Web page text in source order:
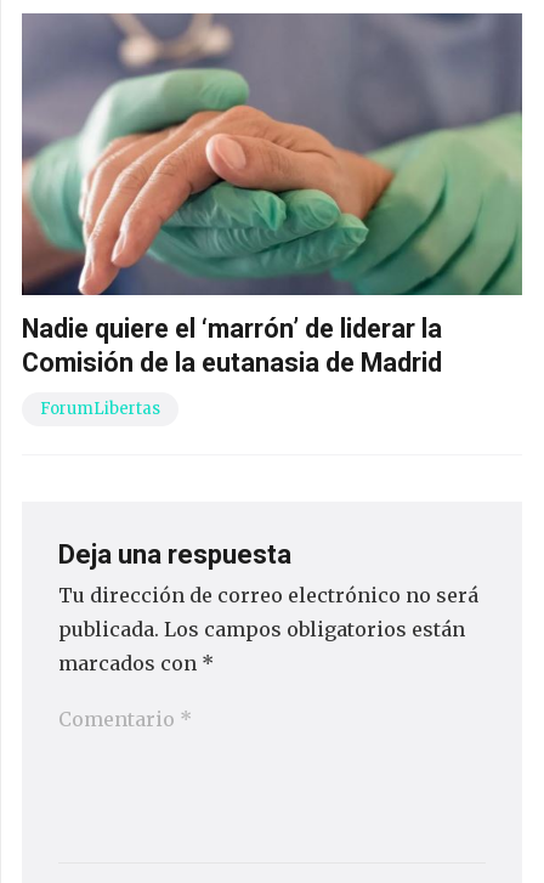
Nadie quiere el ‘marrón’ de liderar la
Comisión de la eutanasia de Madrid
ForumLibertas
Deja una respuesta
Tu dirección de correo electrónico no será
publicada. Los campos obligatorios están
marcados con *